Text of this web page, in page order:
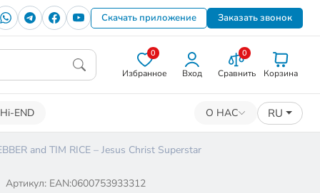
Скачать приложение Заказать звонок
0
Избранное Вход
0
Сравнить Корзина
Hi-END О НАС RU
and TIM RICE – Jesus Christ Superstar
Артикул: EAN:0600753933312